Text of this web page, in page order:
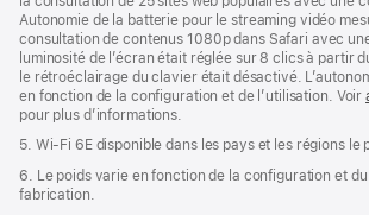
Autonomie de la batterie pour le streaming vidéo
consultation de contenus 1080p dans Safari avec
luminosité de l’écran était réglée sur 8 clics à partir
le rétroéclairage du clavier était désactivé.
en fonction de la configuration et de l’utilisation. Voir
pour plus d’informations.
5. Wi-Fi 6E disponible dans les pays et les régions le
6. Le poids varie en fonction de la configuration et
fabrication.